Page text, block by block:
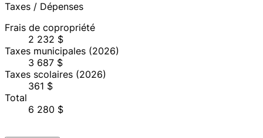
Taxes / Dépenses
Frais de copropriété
2 232 $
Taxes municipales (2026)
3 687 $
Taxes scolaires (2026)
361 $
Total
6 280 $